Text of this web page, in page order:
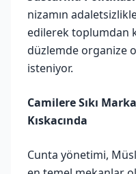
nizamın
edilerek toplumdan
düzlemde organize
isteniyor.
Camilere Sıkı
Kıskacında
Cunta yönetimi,